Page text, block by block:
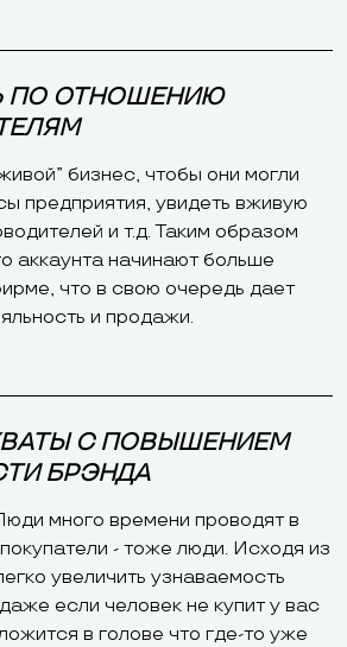
ПО ОТНОШЕНИЮ
бизнес, чтобы они могли
предприятия, увидеть вживую
и т.д. Таким образом
аккаунта начинают больше
что в свою очередь дает
и продажи.
С ПОВЫШЕНИЕМ
БРЭНДА
много времени проводят в
- тоже люди. Исходя из
увеличить узнаваемость
если человек не купит у вас
в голове что где-то уже